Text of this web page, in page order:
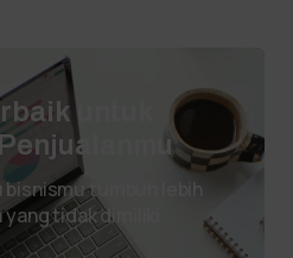
untuk
tumbuh lebih
tidak dimiliki